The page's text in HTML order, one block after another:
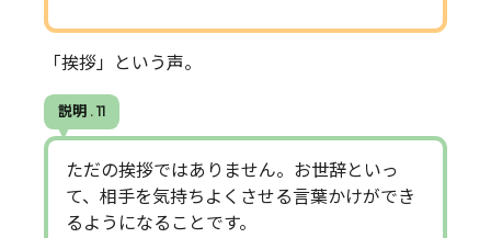
「挨拶」という声。
説明 . 11
ただの挨拶ではありません。お世辞といっ
て、相手を気持ちよくさせる言葉かけができ
るようになることです。